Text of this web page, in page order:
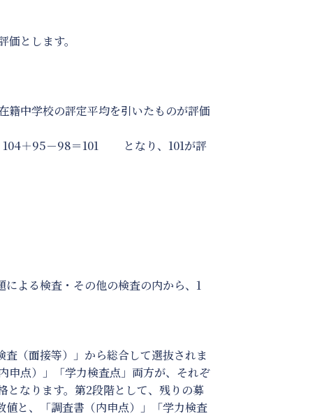
とします。
籍中学校の評定平均を引いたものが評価
＋95－98＝101 となり、101が評
よる検査・その他の検査の内から、1
（面接等）」から総合して選抜されま
申点）」「学力検査点」両方が、それぞ
となります。第2段階として、残りの募
と、「調査書（内申点）」「学力検査